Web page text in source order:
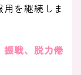
を継続しま
振戦、脱力倦